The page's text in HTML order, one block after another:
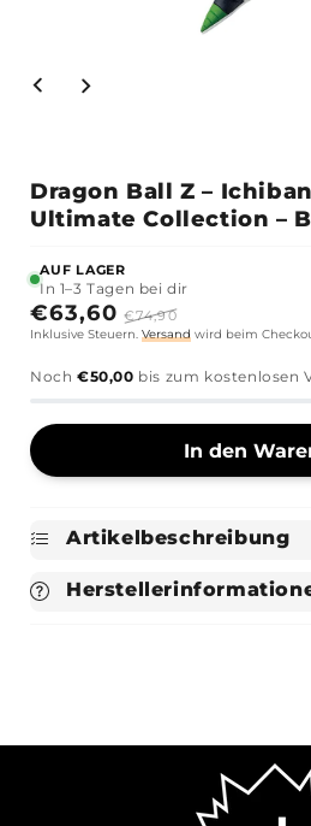
Dragon Ball Z –
Ultimate Collection –
AUF LAGER
In 1–3 Tagen bei dir
Sonderpreis
€63,60 Normaler
Preis
€74,90
Inklusive Steuern. Versand wird beim
Noch €50,00 bis zum kostenlosen
In den
Artikelbeschreibung